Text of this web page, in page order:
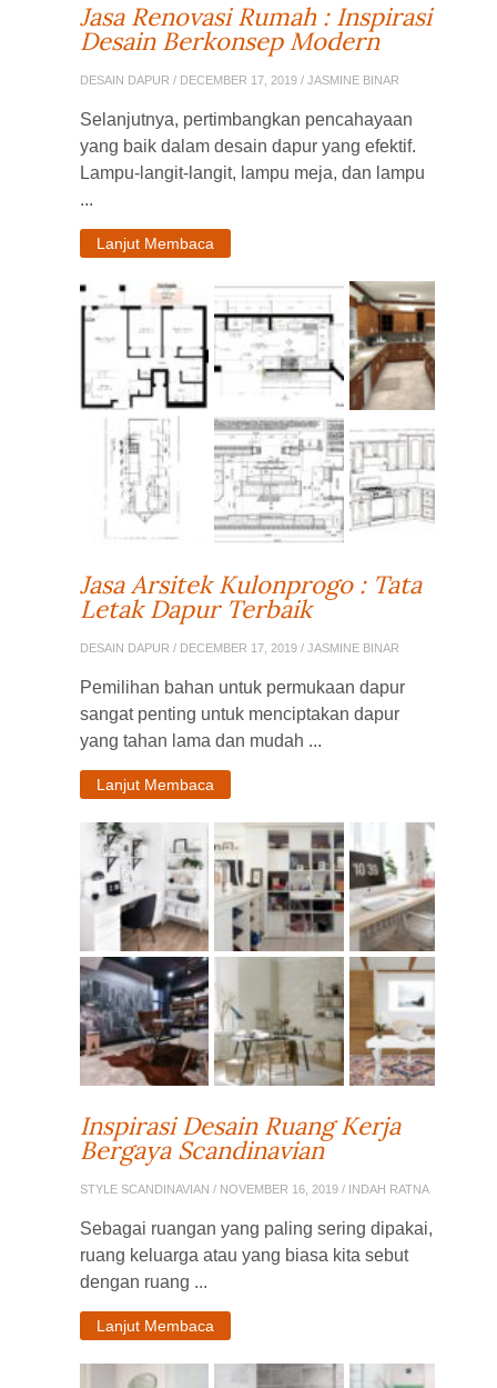
Jasa Renovasi Rumah : Inspirasi
Desain Berkonsep Modern
DESAIN DAPUR / DECEMBER 17, 2019 / JASMINE BINAR
Selanjutnya, pertimbangkan pencahayaan
yang baik dalam desain dapur yang efektif.
Lampu-langit-langit, lampu meja, dan lampu
...
Lanjut Membaca
Jasa Arsitek Kulonprogo : Tata
Letak Dapur Terbaik
DESAIN DAPUR / DECEMBER 17, 2019 / JASMINE BINAR
Pemilihan bahan untuk permukaan dapur
sangat penting untuk menciptakan dapur
yang tahan lama dan mudah ...
Lanjut Membaca
Inspirasi Desain Ruang Kerja
Bergaya Scandinavian
STYLE SCANDINAVIAN / NOVEMBER 16, 2019 / INDAH RATNA
Sebagai ruangan yang paling sering dipakai,
ruang keluarga atau yang biasa kita sebut
dengan ruang ...
Lanjut Membaca